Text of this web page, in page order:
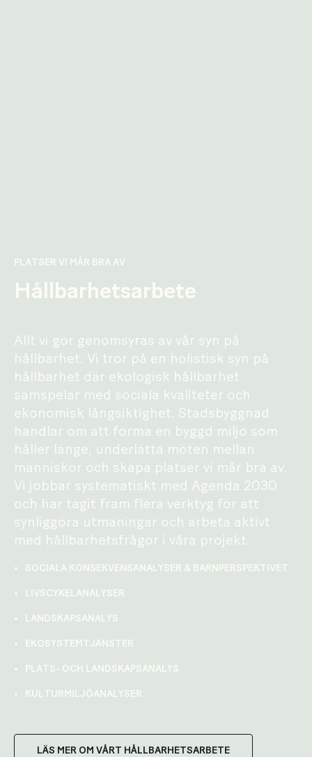
PLATSER VI MÅR BRA AV
Hållbarhetsarbete
Allt vi gör genomsyras av vår syn på
hållbarhet. Vi tror på en holistisk syn på
hållbarhet där ekologisk hållbarhet
samspelar med sociala kvaliteter och
ekonomisk långsiktighet. Stadsbyggnad
handlar om att forma en byggd miljö som
håller länge, underlätta möten mellan
människor och skapa platser vi mår bra av.
Vi jobbar systematiskt med Agenda 2030
och har tagit fram flera verktyg för att
synliggöra utmaningar och arbeta aktivt
med hållbarhetsfrågor i våra projekt.
SOCIALA KONSEKVENSANALYSER & BARNPERSPEKTIVET
LIVSCYKELANALYSER
LANDSKAPSANALYS
EKOSYSTEMTJÄNSTER
PLATS- OCH LANDSKAPSANALYS
KULTURMILJÖANALYSER
LÄS MER OM VÅRT HÅLLBARHETSARBETE